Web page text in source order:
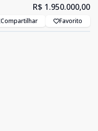
R$ 1.950.000,00
Compartilhar Favorito